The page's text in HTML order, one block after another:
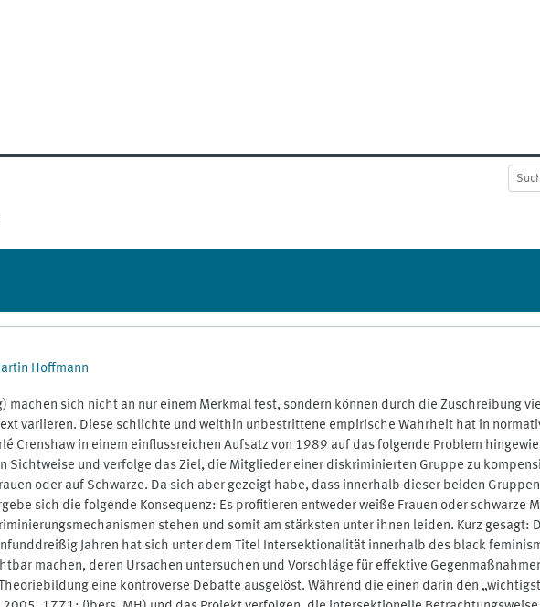
Hoffmann
sich nicht an nur einem Merkmal fest, sondern können durch die Zuschreibung
variieren. Diese schlichte und weithin unbestrittene empirische Wahrheit hat in
Crenshaw in einem einflussreichen Aufsatz von 1989 auf das folgende Problem
und verfolge das Ziel, die Mitglieder einer diskriminierten Gruppe zu
oder auf Schwarze. Da sich aber gezeigt habe, dass innerhalb dieser beiden
sich die folgende Konsequenz: Es profitieren entweder weiße Frauen oder schwarze
stehen und somit am stärksten unter ihnen leiden. Kurz gesagt:
Jahren hat sich unter dem Titel Intersektionalität innerhalb des black
machen, deren Ursachen untersuchen und Vorschläge für effektive
eine kontroverse Debatte ausgelöst. Während die einen darin den